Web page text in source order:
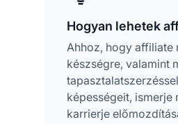
Hogyan lehetek
Ahhoz, hogy affiliate
készségre, valamint
képességeit, ismerje
karrierje